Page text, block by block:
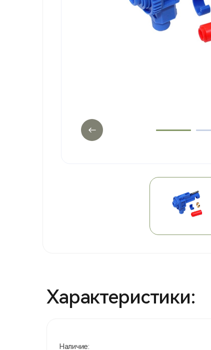
Характеристики:
Наличие: